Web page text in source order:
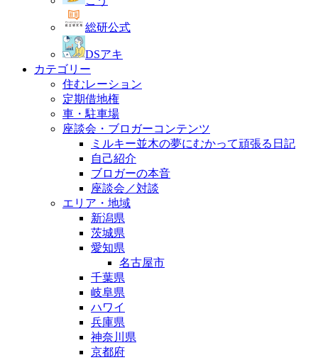
総研公式
DSアキ
カテゴリー
住むレーション
定期借地権
車・駐車場
座談会・ブロガーコンテンツ
ミルキー並木の夢にむかって頑張る日記
自己紹介
ブロガーの本音
座談会／対談
エリア・地域
新潟県
茨城県
愛知県
名古屋市
千葉県
岐阜県
ハワイ
兵庫県
神奈川県
京都府